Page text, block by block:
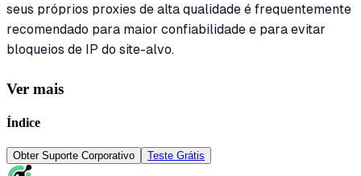
seus próprios proxies de alta qualidade é frequentemente
recomendado para maior confiabilidade e para evitar
bloqueios de IP do site-alvo.
Ver mais
Índice
Obter Suporte Corporativo Teste Grátis